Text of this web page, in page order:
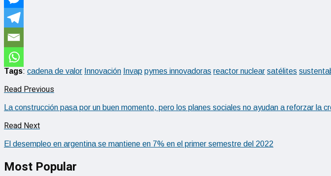
Tags: cadena de valor Innovación Invap pymes innovadoras reactor nuclear satélites
Read Previous
La construcción pasa por un buen momento, pero los planes sociales no ayudan a reforzar
Read Next
El desempleo en argentina se mantiene en 7% en el primer semestre del 2022
Most Popular